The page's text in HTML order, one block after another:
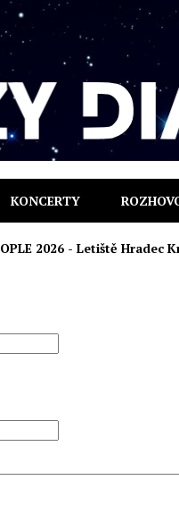
KONCERTY
2026 - Letiště Hradec